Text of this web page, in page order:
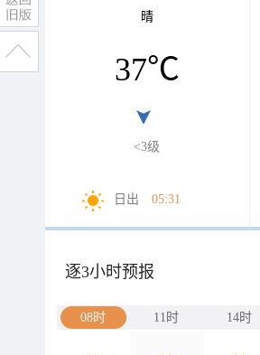
晴
37℃
<3级
日出 05:31
逐3小时预报
08时 11时 14时